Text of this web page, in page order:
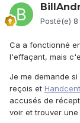
Posté(e) 8
Ca a fonctionné
l'effaçant, mais
Je me demande
reçois et
accusés de
voir et trouver une